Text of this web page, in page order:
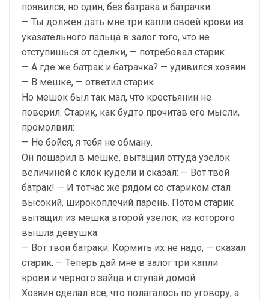
появился, но один, без батрака и батрачки.
— Ты должен дать мне три капли своей крови из
указательного пальца в залог того, что не
отступишься от сделки, — потребовал старик.
— А где же батрак и батрачка? — удивился хозяин.
— В мешке, — ответил старик.
Но мешок был так мал, что крестьянин не
поверил. Старик, как будто прочитав его мысли,
промолвил:
— Не бойся, я тебя не обману.
Он пошарил в мешке, вытащил оттуда узелок
величиной с клок кудели и сказал: — Вот твой
батрак! — И тотчас же рядом со стариком стал
высокий, широкоплечий парень. Потом старик
вытащил из мешка второй узелок, из которого
вышла девушка.
— Вот твои батраки. Кормить их не надо, — сказал
старик. — Теперь дай мне в залог три капли
крови и черного зайца и ступай домой.
Хозяин сделал все, что полагалось по уговору, а